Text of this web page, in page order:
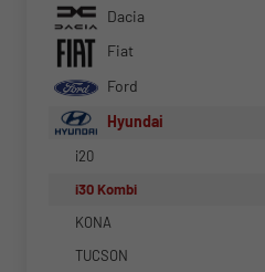
Dacia
Fiat
Ford
Hyundai
i20
i30 Kombi
KONA
TUCSON